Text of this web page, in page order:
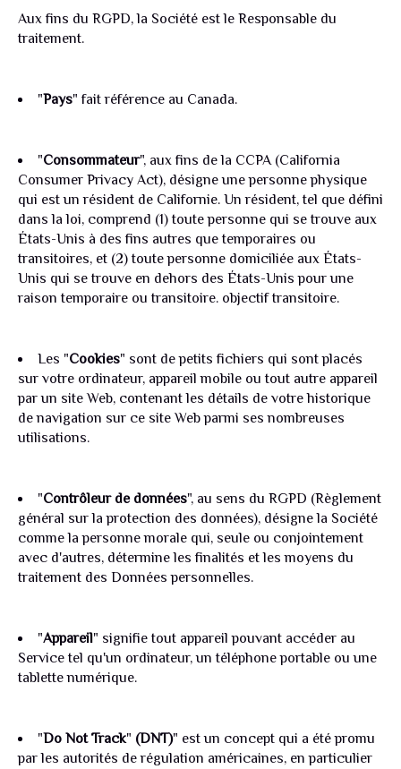
Aux fins du RGPD, la Société est le Responsable du
traitement.
"Pays" fait référence au Canada.
"Consommateur", aux fins de la CCPA (California
Consumer Privacy Act), désigne une personne physique
qui est un résident de Californie. Un résident, tel que défini
dans la loi, comprend (1) toute personne qui se trouve aux
États-Unis à des fins autres que temporaires ou
transitoires, et (2) toute personne domiciliée aux États-
Unis qui se trouve en dehors des États-Unis pour une
raison temporaire ou transitoire. objectif transitoire.
Les "Cookies" sont de petits fichiers qui sont placés
sur votre ordinateur, appareil mobile ou tout autre appareil
par un site Web, contenant les détails de votre historique
de navigation sur ce site Web parmi ses nombreuses
utilisations.
"Contrôleur de données", au sens du RGPD (Règlement
général sur la protection des données), désigne la Société
comme la personne morale qui, seule ou conjointement
avec d'autres, détermine les finalités et les moyens du
traitement des Données personnelles.
"Appareil" signifie tout appareil pouvant accéder au
Service tel qu'un ordinateur, un téléphone portable ou une
tablette numérique.
"Do Not Track" (DNT)" est un concept qui a été promu
par les autorités de régulation américaines, en particulier